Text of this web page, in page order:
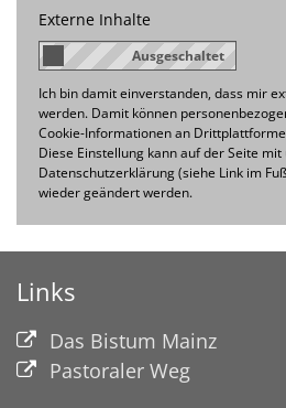
Externe Inhalte
Ich bin damit einverstanden, dass mir
werden. Damit können
Cookie-Informationen an
Diese Einstellung kann auf der Seite
Datenschutzerklärung (siehe Link im
wieder geändert werden.
Links
Das Bistum Mainz
Pastoraler Weg